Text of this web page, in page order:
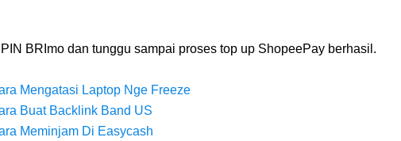
BRImo dan tunggu sampai proses top up ShopeePay berhasil.
Mengatasi Laptop Nge Freeze
Buat Backlink Band US
Meminjam Di Easycash